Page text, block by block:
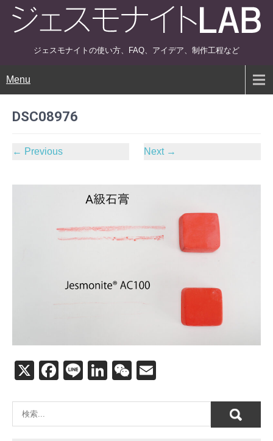
ジェスモナイトの使い方、FAQ、アイデア、制作工程など
Menu
DSC08976
← Previous Next →
X
F
c
e
Li
e
Li
k
e
W
C
h
ail